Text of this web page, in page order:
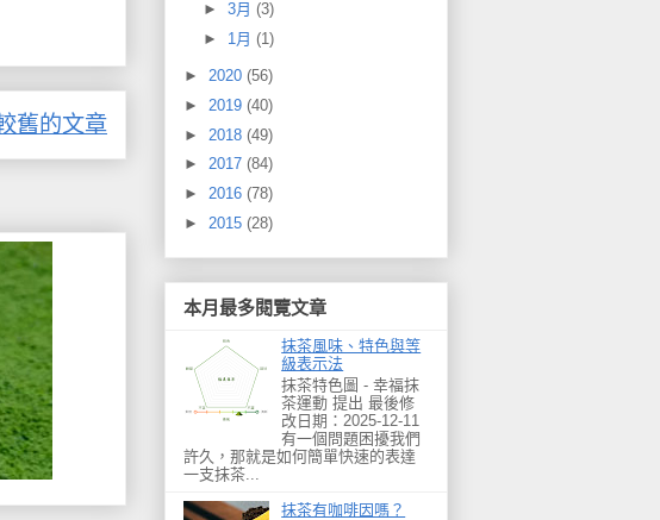
舊的文章
► 3月 (3)
► 1月 (1)
► 2020 (56)
► 2019 (40)
► 2018 (49)
► 2017 (84)
► 2016 (78)
► 2015 (28)
本月最多閱覽文章
抹茶風味、特色與等
級表示法
抹茶特色圖 - 幸福抹
茶運動 提出 最後修
改日期：2025-12-11
有一個問題困擾我們
許久，那就是如何簡單快速的表達
一支抹茶...
抹茶有咖啡因嗎？